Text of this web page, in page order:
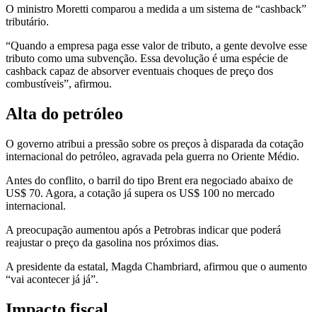
O ministro Moretti comparou a medida a um sistema de “cashback”
tributário.
“Quando a empresa paga esse valor de tributo, a gente devolve esse
tributo como uma subvenção. Essa devolução é uma espécie de
cashback capaz de absorver eventuais choques de preço dos
combustíveis”, afirmou.
Alta do petróleo
O governo atribui a pressão sobre os preços à disparada da cotação
internacional do petróleo, agravada pela guerra no Oriente Médio.
Antes do conflito, o barril do tipo Brent era negociado abaixo de
US$ 70. Agora, a cotação já supera os US$ 100 no mercado
internacional.
A preocupação aumentou após a Petrobras indicar que poderá
reajustar o preço da gasolina nos próximos dias.
A presidente da estatal, Magda Chambriard, afirmou que o aumento
“vai acontecer já já”.